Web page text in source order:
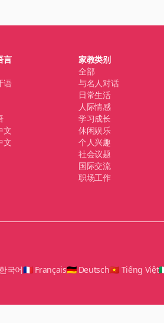
言
语
文
文
家教类别
全部
与名人对话
日常生活
人际情感
学习成长
休闲娱乐
个人兴趣
社会议题
国际交流
职场工作
국어🇫🇷 Français🇩🇪 Deutsch🇻🇳 Tiếng Việt